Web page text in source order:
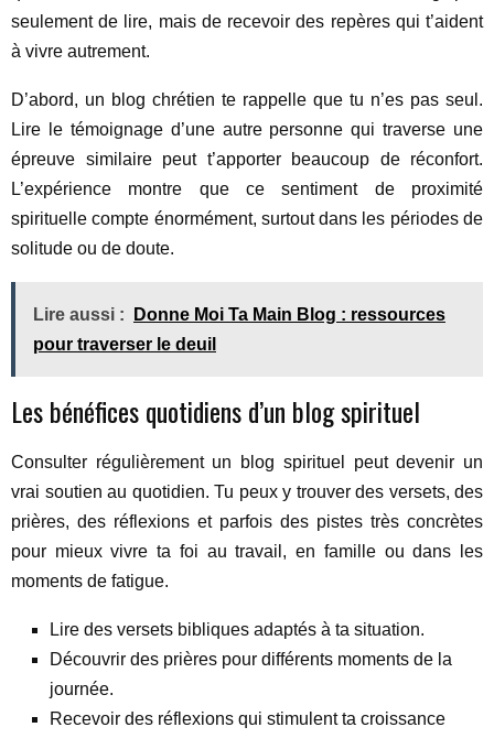
seulement de lire, mais de recevoir des repères qui t’aident
à vivre autrement.
D’abord, un blog chrétien te rappelle que tu n’es pas seul.
Lire le témoignage d’une autre personne qui traverse une
épreuve similaire peut t’apporter beaucoup de réconfort.
L’expérience montre que ce sentiment de proximité
spirituelle compte énormément, surtout dans les périodes de
solitude ou de doute.
Lire aussi :
Donne Moi Ta Main Blog : ressources
pour traverser le deuil
Les bénéfices quotidiens d’un blog spirituel
Consulter régulièrement un blog spirituel peut devenir un
vrai soutien au quotidien. Tu peux y trouver des versets, des
prières, des réflexions et parfois des pistes très concrètes
pour mieux vivre ta foi au travail, en famille ou dans les
moments de fatigue.
Lire des versets bibliques adaptés à ta situation.
Découvrir des prières pour différents moments de la
journée.
Recevoir des réflexions qui stimulent ta croissance